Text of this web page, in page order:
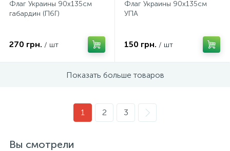
Флаг Украины 90х135см
габардин (П6Г)
270 грн. / шт
Флаг Украины 90х135см
УПА
150 грн. / шт
Показать больше товаров
1 2 3
Вы смотрели